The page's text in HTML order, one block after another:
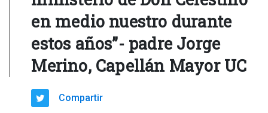
en medio nuestro durante
estos años”- padre Jorge
Merino, Capellán Mayor UC
Compartir